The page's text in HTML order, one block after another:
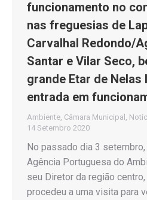
funcionamento no
nas freguesias de
Carvalhal Redondo/
Santar e Vilar Seco,
grande Etar de Nelas
entrada em
Ambiente Câmara Municipal
14 Setembro 2020
No passado dia 3 setembro,
Agência Portuguesa do
seu Diretor da região centro,
procedeu a uma visita para